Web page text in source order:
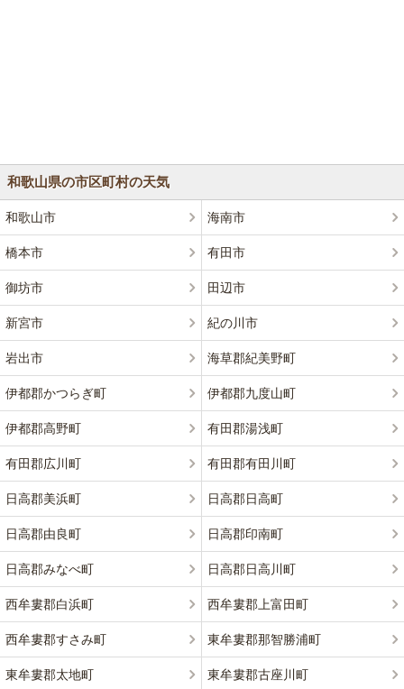
和歌山県の市区町村の天気
和歌山市 海南市
橋本市 有田市
御坊市 田辺市
新宮市 紀の川市
岩出市 海草郡紀美野町
伊都郡かつらぎ町 伊都郡九度山町
伊都郡高野町 有田郡湯浅町
有田郡広川町 有田郡有田川町
日高郡美浜町 日高郡日高町
日高郡由良町 日高郡印南町
日高郡みなべ町 日高郡日高川町
西牟婁郡白浜町 西牟婁郡上富田町
西牟婁郡すさみ町 東牟婁郡那智勝浦町
東牟婁郡太地町 東牟婁郡古座川町